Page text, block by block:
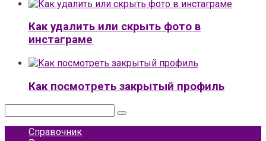
Как удалить или скрыть фото в
инстаграме
Как посмотреть закрытый профиль
Справочник